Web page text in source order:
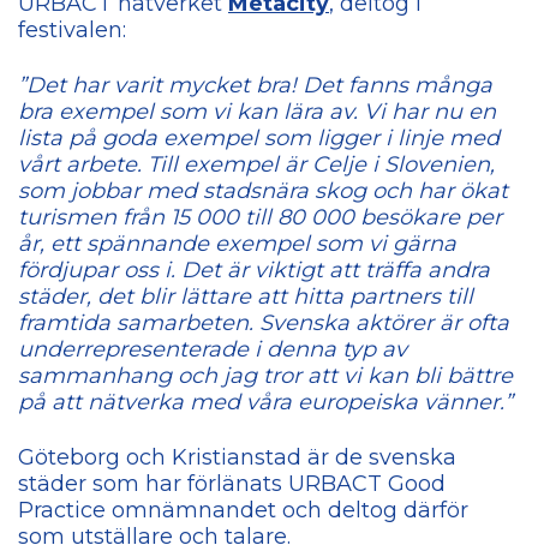
festivalen:
”Det har varit mycket bra! Det fanns många
bra exempel som vi kan lära av. Vi har nu en
lista på goda exempel som ligger i linje med
vårt arbete. Till exempel är Celje i Slovenien,
som jobbar med stadsnära skog och har ökat
turismen från 15 000 till 80 000 besökare per
år, ett spännande exempel som vi gärna
fördjupar oss i. Det är viktigt att träffa andra
städer, det blir lättare att hitta partners till
framtida samarbeten. Svenska aktörer är ofta
underrepresenterade i denna typ av
sammanhang och jag tror att vi kan bli bättre
på att nätverka med våra europeiska vänner.”
Göteborg och Kristianstad är de svenska
städer som har förlänats URBACT Good
Practice omnämnandet och deltog därför
som utställare och talare.